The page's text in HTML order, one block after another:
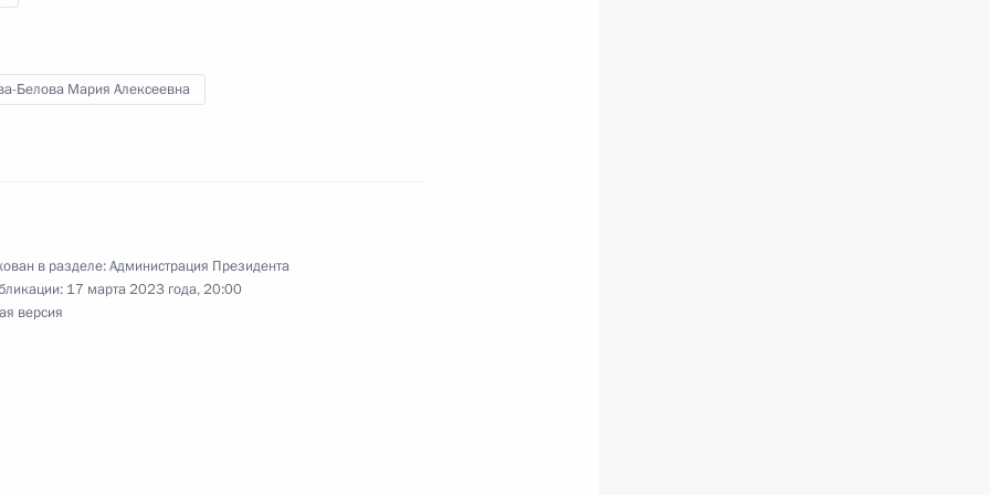
Морского Флота
Белова Мария Алексеевна
в разделе:Администрация Президента
17 марта 2023 года, 20:00
версия